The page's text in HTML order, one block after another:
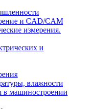
и CAD/CAM
измерения.
и
влажности
в машиностроении